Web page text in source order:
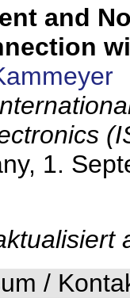
and
1.
/